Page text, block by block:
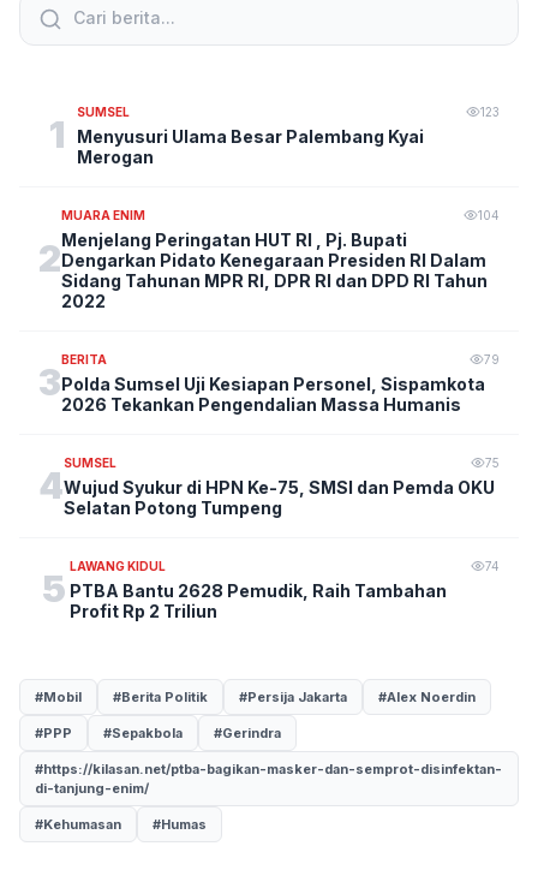
1
SUMSEL 123
Menyusuri Ulama Besar Palembang Kyai
Merogan
2
MUARA ENIM 104
Menjelang Peringatan HUT RI , Pj. Bupati
Dengarkan Pidato Kenegaraan Presiden RI Dalam
Sidang Tahunan MPR RI, DPR RI dan DPD RI Tahun
2022
3
BERITA 79
Polda Sumsel Uji Kesiapan Personel, Sispamkota
2026 Tekankan Pengendalian Massa Humanis
4
SUMSEL 75
Wujud Syukur di HPN Ke-75, SMSI dan Pemda OKU
Selatan Potong Tumpeng
5
LAWANG KIDUL 74
PTBA Bantu 2628 Pemudik, Raih Tambahan
Profit Rp 2 Triliun
#Mobil #Berita Politik #Persija Jakarta #Alex Noerdin
#PPP #Sepakbola #Gerindra
#https://kilasan.net/ptba-bagikan-masker-dan-semprot-disinfektan-
di-tanjung-enim/
#Kehumasan #Humas